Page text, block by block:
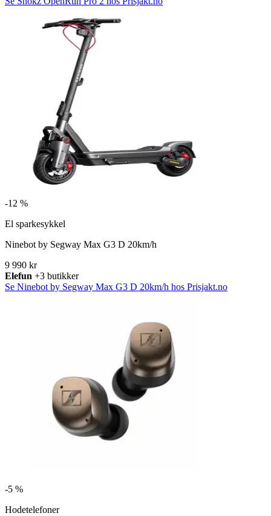
-12 %
El sparkesykkel
Ninebot by Segway Max G3 D 20km/h
9 990 kr
Elefun +3 butikker
Se Ninebot by Segway Max G3 D 20km/h hos Prisjakt.no
-5 %
Hodetelefoner